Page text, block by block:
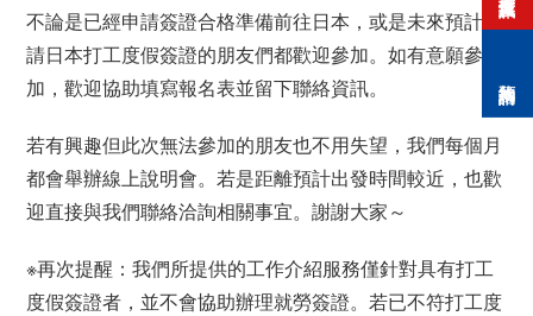
不論是已經申請簽證合格準備前往日本，或是未來預計申
請日本打工度假簽證的朋友們都歡迎參加。如有意願參
加，歡迎協助填寫報名表並留下聯絡資訊。
若有興趣但此次無法參加的朋友也不用失望，我們每個月
都會舉辦線上說明會。若是距離預計出發時間較近，也歡
迎直接與我們聯絡洽詢相關事宜。謝謝大家～
※再次提醒：我們所提供的工作介紹服務僅針對具有打工
度假簽證者，並不會協助辦理就勞簽證。若已不符打工度